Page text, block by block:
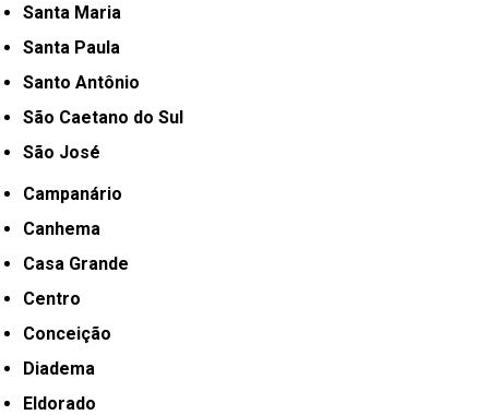
Santa Maria
Santa Paula
Santo Antônio
São Caetano do Sul
São José
Campanário
Canhema
Casa Grande
Centro
Conceição
Diadema
Eldorado